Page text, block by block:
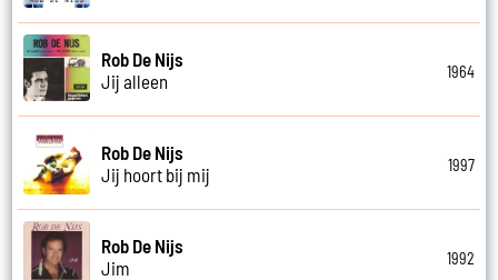
Rob De Nijs
Jij alleen
1964
Rob De Nijs
Jij hoort bij mij
1997
Rob De Nijs
Jim
1992